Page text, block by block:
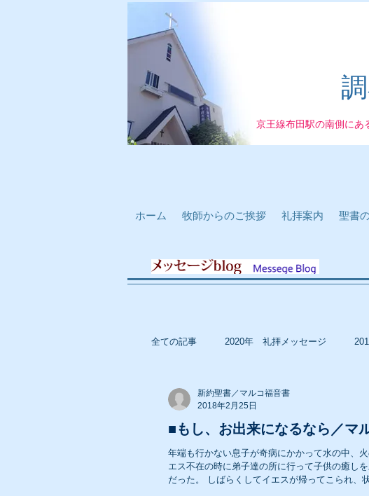
京王線布田駅の南側にあ
ホーム 牧師からのご挨拶 礼拝案内 聖書
全ての記事 2020年 礼拝メッセージ
2018年 礼拝メッセージ
2016年 礼拝メッセージ 2015年 礼拝
■もし、お出来になるなら／マ
年端も行かない息子が奇病にかかって水の中、
エス不在の時に弟子達の所に行って子供の癒し
だった。 しばらくしてイエスが帰ってこられ、
新約聖書／マルコ福音書
2018年2月25日